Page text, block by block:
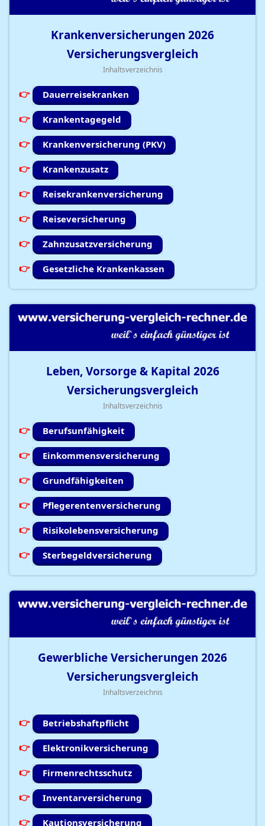
Krankenversicherungen 2026
Versicherungsvergleich
Inhaltsverzeichnis
Dauerreisekranken
Krankentagegeld
Krankenversicherung (PKV)
Krankenzusatz
Reisekrankenversicherung
Reiseversicherung
Zahnzusatzversicherung
Gesetzliche Krankenkassen
Leben, Vorsorge & Kapital 2026
Versicherungsvergleich
Inhaltsverzeichnis
Berufsunfähigkeit
Einkommensversicherung
Grundfähigkeiten
Pflegerentenversicherung
Risikolebensversicherung
Sterbegeldversicherung
Gewerbliche Versicherungen 2026
Versicherungsvergleich
Inhaltsverzeichnis
Betriebshaftpflicht
Elektronikversicherung
Firmenrechtsschutz
Inventarversicherung
Kautionsversicherung